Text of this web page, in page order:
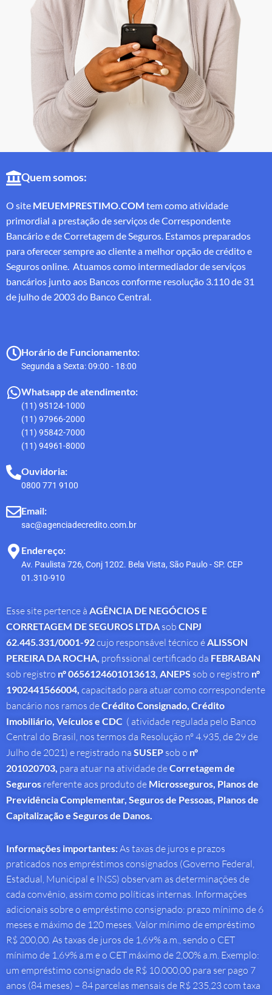
Quem somos:
O site MEUEMPRESTIMO.COM tem como atividade
primordial a prestação de serviços de Correspondente
Bancário e de Corretagem de Seguros. Estamos preparados
para oferecer sempre ao cliente a melhor opção de crédito e
Seguros online. Atuamos como intermediador de serviços
bancários junto aos Bancos conforme resolução 3.110 de 31
de julho de 2003 do Banco Central.
Horário de Funcionamento:
Segunda a Sexta: 09:00 - 18:00
Whatsapp de atendimento:
(11) 95124-1000
(11) 97966-2000
(11) 95842-7000
(11) 94961-8000
Ouvidoria:
0800 771 9100
Email:
sac@agenciadecredito.com.br
Endereço:
Av. Paulista 726, Conj 1202. Bela Vista, São Paulo - SP. CEP
01.310-910
Esse site pertence à AGÊNCIA DE NEGÓCIOS E
CORRETAGEM DE SEGUROS LTDA sob CNPJ
62.445.331/0001-92cujo responsável técnico é ALISSON
PEREIRA DA ROCHA profissional certificado da FEBRABAN
sob registro nº 0656124601013613, ANEPS sob o registro nº
1902441566004, capacitado para atuar como correspondente
bancário nos ramos deCrédito Consignado, Crédito
Imobiliário, Veículos e CDC ( atividade regulada pelo Banco
Central do Brasil, nos termos da Resolução nº 4.935, de 29 de
Julho de 2021) e registrado na SUSEP sob o nº
201020703, para atuar na atividade deCorretagem de
Seguros referente aos produto de Microsseguros, Planos de
Previdência Complementar, Seguros de Pessoas, Planos de
Capitalização e Seguros de Danos.
Informações importantes:As taxas de juros e prazos
praticados nos empréstimos consignados (Governo Federal,
Estadual, Municipal e INSS) observam as determinações de
cada convênio, assim como políticas internas. Informações
adicionais sobre o empréstimo consignado: prazo mínimo de 6
meses e máximo de 120 meses. Valor mínimo de empréstimo
R$ 200,00. As taxas de juros de 1,69% a.m., sendo o CET
mínimo de 1,69% a.m e o CET máximo de 2,00% a.m. Exemplo:
um empréstimo consignado de R$ 10.000,00 para ser pago 7
anos (84 meses) – 84 parcelas mensais de R$ 235,23 com taxa